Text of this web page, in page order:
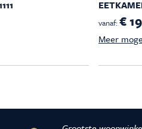
vanaf:€
Meer